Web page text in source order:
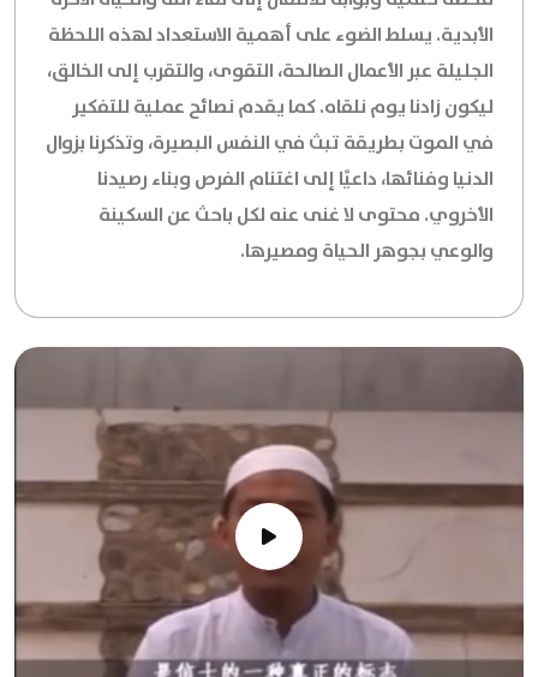
الأبدية. يسلط الضوء على أهمية الاستعداد لهذه اللحظة
الجليلة عبر الأعمال الصالحة، التقوى، والتقرب إلى الخالق،
ليكون زادنا يوم نلقاه. كما يقدم نصائح عملية للتفكير
في الموت بطريقة تبث في النفس البصيرة، وتذكرنا بزوال
الدنيا وفنائها، داعيًا إلى اغتنام الفرص وبناء رصيدنا
الأخروي. محتوى لا غنى عنه لكل باحث عن السكينة
والوعي بجوهر الحياة ومصيرها.